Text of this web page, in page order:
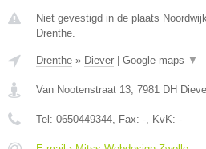
Niet gevestigd in de plaats
Drenthe.
Drenthe » Diever Google maps ▼
Van Nootenstraat 13, 7981 DH
Tel: 0650449344, Fax: -, KvK: -